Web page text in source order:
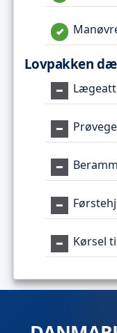
Lovpakken
Kørsel